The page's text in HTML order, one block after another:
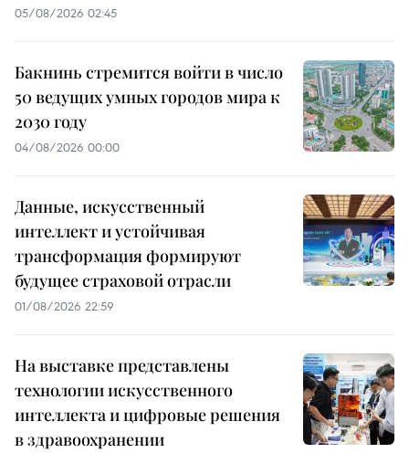
05/08/2026 02:45
Бакнинь стремится войти в число
50 ведущих умных городов мира к
2030 году
04/08/2026 00:00
Данные, искусственный
интеллект и устойчивая
трансформация формируют
будущее страховой отрасли
01/08/2026 22:59
На выставке представлены
технологии искусственного
интеллекта и цифровые решения
в здравоохранении